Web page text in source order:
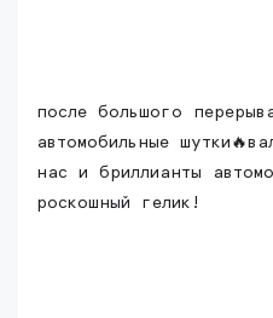
после большого
автомобильные
нас и бриллианты
роскошный гелик!